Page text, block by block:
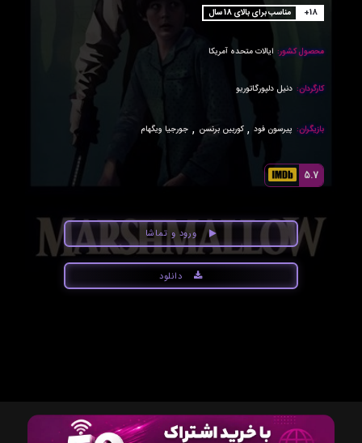
+18 مناسب برای بالای 18 سال
محصول کشور: ایالات متحده آمریکا
کارگردان: دنیل دلپورگاتوریو
بازیگران: پیرسون فود , کوربین برنسن , جورجیا ویگهام
5.7
ورود و تماشا
دانلود